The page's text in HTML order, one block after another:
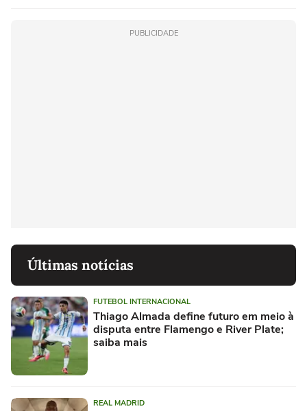
PUBLICIDADE
Últimas notícias
FUTEBOL INTERNACIONAL
Thiago Almada define futuro em meio à
disputa entre Flamengo e River Plate;
saiba mais
REAL MADRID